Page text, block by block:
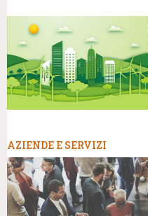
AZIENDE E SERVIZI